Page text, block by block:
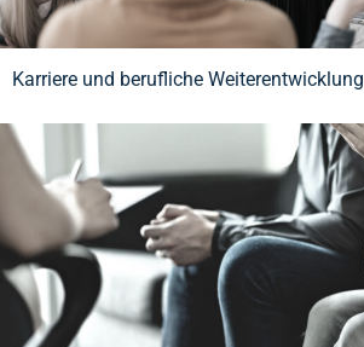
Karriere und berufliche Weiterentwicklung